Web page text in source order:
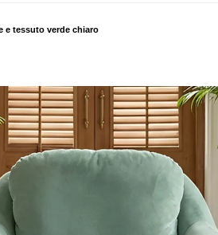
e tessuto verde chiaro